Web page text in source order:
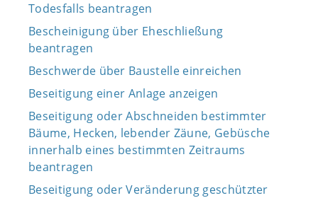
Todesfalls beantragen
Bescheinigung über Eheschließung
beantragen
Beschwerde über Baustelle einreichen
Beseitigung einer Anlage anzeigen
Beseitigung oder Abschneiden bestimmter
Bäume, Hecken, lebender Zäune, Gebüsche
innerhalb eines bestimmten Zeitraums
beantragen
Beseitigung oder Veränderung geschützter